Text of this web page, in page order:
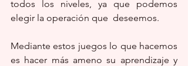
todos los niveles, ya que podemos
elegir la operación que  deseemos.
Mediante estos juegos lo que hacemos
es hacer más ameno su aprendizaje y